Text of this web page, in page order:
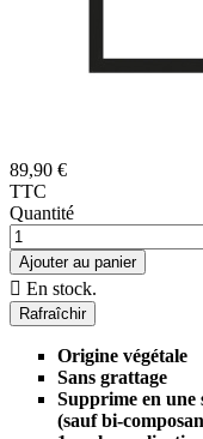
89,90 €
TTC
Quantité
Ajouter au panier
 En stock.
Origine végétale
Sans grattage
Supprime en une
(sauf bi-